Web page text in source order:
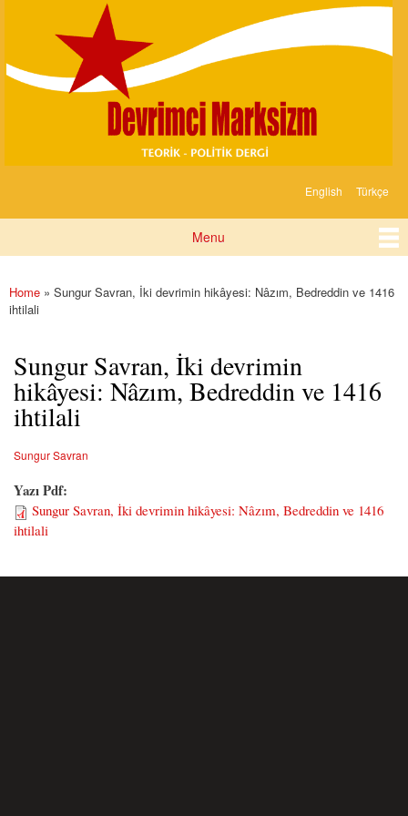
content
Marksizm
English Türkçe
Menu
You are here
Home » Sungur Savran, İki devrimin hikâyesi: Nâzım, Bedreddin ve 1416
ihtilali
Sungur Savran, İki devrimin
hikâyesi: Nâzım, Bedreddin ve 1416
ihtilali
Sungur Savran
Yazı Pdf:
Sungur Savran, İki devrimin hikâyesi: Nâzım, Bedreddin ve 1416
ihtilali